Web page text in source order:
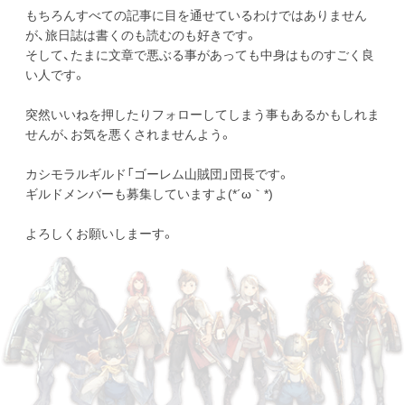
もちろんすべての記事に目を通せているわけではありません
が、旅日誌は書くのも読むのも好きです。
そして、たまに文章で悪ぶる事があっても中身はものすごく良
い人です。
突然いいねを押したりフォローしてしまう事もあるかもしれま
せんが、お気を悪くされませんよう。
カシモラルギルド「ゴーレム山賊団」団長です。
ギルドメンバーも募集していますよ(*´ω｀*)
よろしくお願いしまーす。